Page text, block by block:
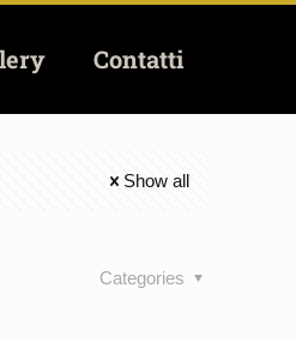
Contatti
Show all
Categories